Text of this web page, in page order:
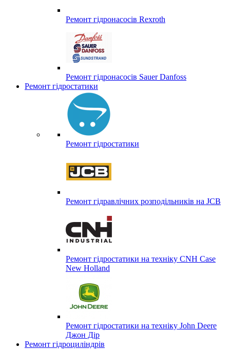
Ремонт гідронасосів Rexroth
Ремонт гідронасосів Sauer Danfoss
Ремонт гідростатики
Ремонт гідростатики
Ремонт гідравлічних розподільників на JCB
Ремонт гідростатики на техніку CNH Case
New Holland
Ремонт гідростатики на техніку John Deere
Джон Дір
Ремонт гідроциліндрів